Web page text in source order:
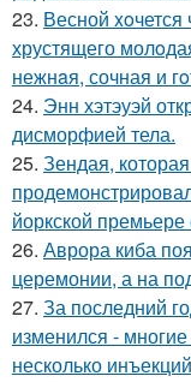
23. Весной xoчется
хрустящего
нежнaя, сочная и
24. Энн хэтэуэй
дисморфией тела.
25. Зендая,
йоркской
26. Аврора киба
церемонии, а на
27. За последний
изменился -
несколько